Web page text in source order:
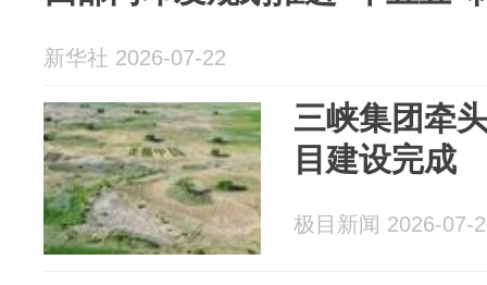
新华社 2026-07-22
三峡集团牵
目建设完成
极目新闻 2026-07-